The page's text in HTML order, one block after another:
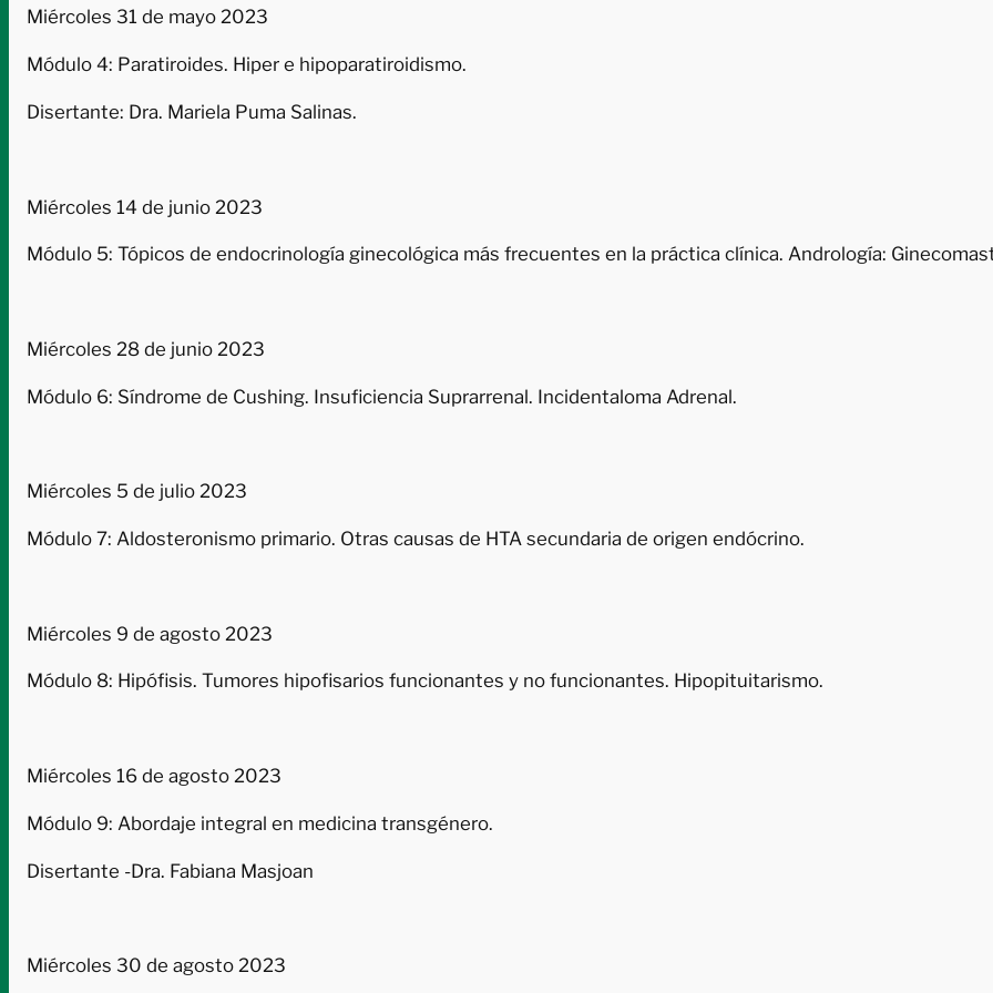
Miércoles 31 de mayo 2023
Módulo 4: Paratiroides. Hiper e hipoparatiroidismo.
Disertante: Dra. Mariela Puma Salinas.
Miércoles 14 de junio 2023
Módulo 5: Tópicos de endocrinología ginecológica más frecuentes en la práctica clínica. Andrología:
Miércoles 28 de junio 2023
Módulo 6: Síndrome de Cushing. Insuficiencia Suprarrenal. Incidentaloma Adrenal.
Miércoles 5 de julio 2023
Módulo 7: Aldosteronismo primario. Otras causas de HTA secundaria de origen endócrino.
Miércoles 9 de agosto 2023
Módulo 8: Hipófisis. Tumores hipofisarios funcionantes y no funcionantes. Hipopituitarismo.
Miércoles 16 de agosto 2023
Módulo 9: Abordaje integral en medicina transgénero.
Disertante -Dra. Fabiana Masjoan
Miércoles 30 de agosto 2023